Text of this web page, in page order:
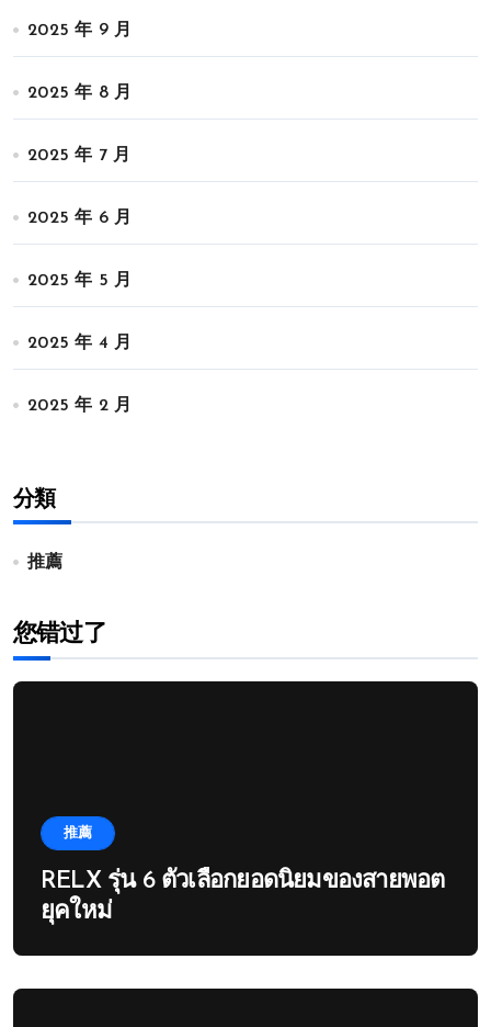
2025 年 9 月
2025 年 8 月
2025 年 7 月
2025 年 6 月
2025 年 5 月
2025 年 4 月
2025 年 2 月
分類
推薦
您错过了
推薦
RELX รุ่น 6 ตัวเลือกยอดนิยมของสายพอต
ยุคใหม่